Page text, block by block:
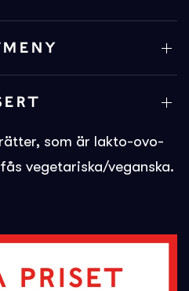
som är lakto-ovo-
vegetariska/veganska.